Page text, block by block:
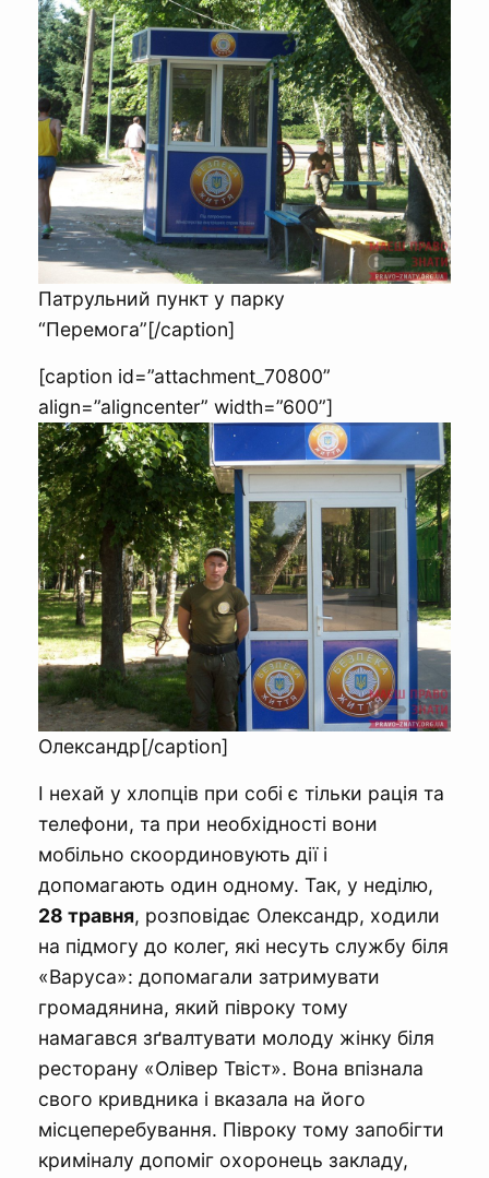
Патрульний пункт у парку
“Перемога”[/caption]
[caption id=”attachment_70800”
align=”aligncenter” width=”600”]
Олександр[/caption]
І нехай у хлопців при собі є тільки рація та
телефони, та при необхідності вони
мобільно скоординовують дії і
допомагають один одному. Так, у неділю,
28 травня, розповідає Олександр, ходили
на підмогу до колег, які несуть службу біля
«Варуса»: допомагали затримувати
громадянина, який півроку тому
намагався зґвалтувати молоду жінку біля
ресторану «Олівер Твіст». Вона впізнала
свого кривдника і вказала на його
місцеперебування. Півроку тому запобігти
криміналу допоміг охоронець закладу,